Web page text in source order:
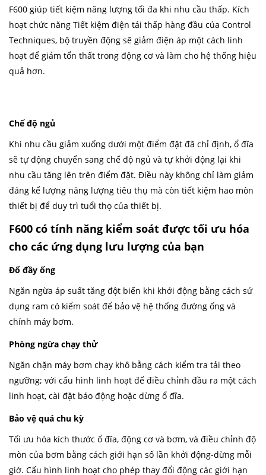
F600 giúp tiết kiệm năng lượng tối đa khi nhu cầu thấp. Kích
hoạt chức năng Tiết kiệm điện tải thấp hàng đầu của Control
Techniques, bộ truyền động sẽ giảm điện áp một cách linh
hoạt để giảm tổn thất trong động cơ và làm cho hệ thống hiệu
quả hơn.
Chế độ ngủ
Khi nhu cầu giảm xuống dưới một điểm đặt đã chỉ định, ổ đĩa
sẽ tự động chuyển sang chế độ ngủ và tự khởi động lại khi
nhu cầu tăng lên trên điểm đặt. Điều này không chỉ làm giảm
đáng kể lượng năng lượng tiêu thụ mà còn tiết kiệm hao mòn
thiết bị để duy trì tuổi thọ của thiết bị.
F600 có tính năng kiểm soát được tối ưu hóa
cho các ứng dụng lưu lượng của bạn
Đổ đầy ống
Ngăn ngừa áp suất tăng đột biến khi khởi động bằng cách sử
dụng ram có kiểm soát để bảo vệ hệ thống đường ống và
chính máy bơm.
Phòng ngừa chạy thử
Ngăn chặn máy bơm chạy khô bằng cách kiểm tra tải theo
ngưỡng; với cấu hình linh hoạt để điều chỉnh đầu ra một cách
linh hoạt, cài đặt báo động hoặc dừng ổ đĩa.
Bảo vệ quá chu kỳ
Tối ưu hóa kích thước ổ đĩa, động cơ và bơm, và điều chỉnh độ
mòn của bơm bằng cách giới hạn số lần khởi động-dừng mỗi
giờ. Cấu hình linh hoạt cho phép thay đổi động các giới hạn